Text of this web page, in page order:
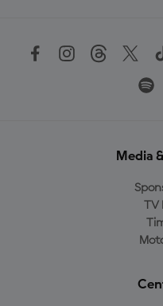
Media
TV